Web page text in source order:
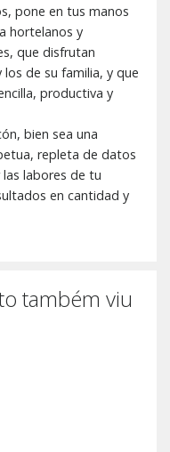
pone en tus manos
hortelanos y
que disfrutan
de su familia, y que
productiva y
bien sea una
repleta de datos
labores de tu
en cantidad y
também viu